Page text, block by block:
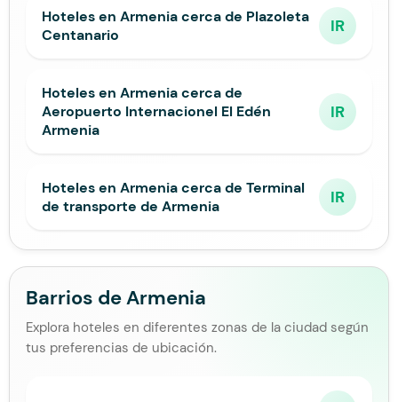
Hoteles en Armenia cerca de Plazoleta
Centanario
IR
Hoteles en Armenia cerca de
Aeropuerto Internacionel El Edén
Armenia
IR
Hoteles en Armenia cerca de Terminal
de transporte de Armenia
IR
Barrios de Armenia
Explora hoteles en diferentes zonas de la ciudad según
tus preferencias de ubicación.